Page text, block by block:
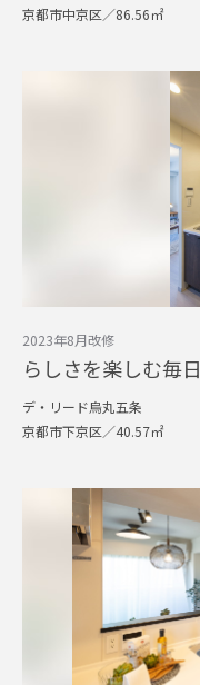
京都市中京区／86.56㎡
2023年8月改修
らしさを楽しむ毎日
デ・リード烏丸五条
京都市下京区／40.57㎡